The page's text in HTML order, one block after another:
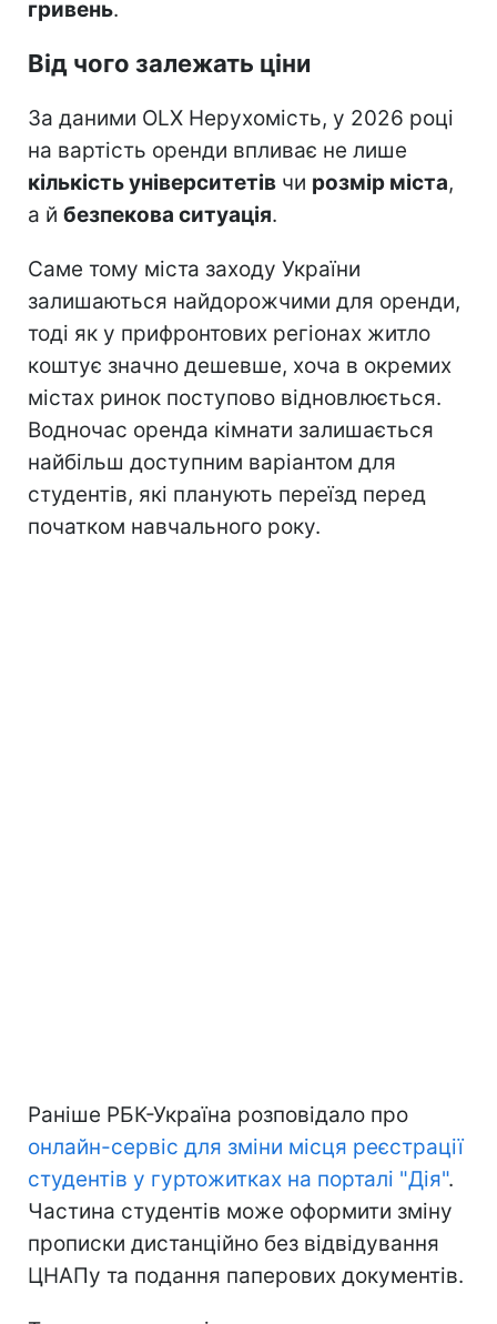
гривень.
Від чого залежать ціни
За даними OLX Нерухомість, у 2026 році
на вартість оренди впливає не лише
кількість університетів чи розмір міста,
а й безпекова ситуація.
Саме тому міста заходу України
залишаються найдорожчими для оренди,
тоді як у прифронтових регіонах житло
коштує значно дешевше, хоча в окремих
містах ринок поступово відновлюється.
Водночас оренда кімнати залишається
найбільш доступним варіантом для
студентів, які планують переїзд перед
початком навчального року.
Раніше РБК-Україна розповідало про
онлайн-сервіс для зміни місця реєстрації
студентів у гуртожитках на порталі "Дія".
Частина студентів може оформити зміну
прописки дистанційно без відвідування
ЦНАПу та подання паперових документів.